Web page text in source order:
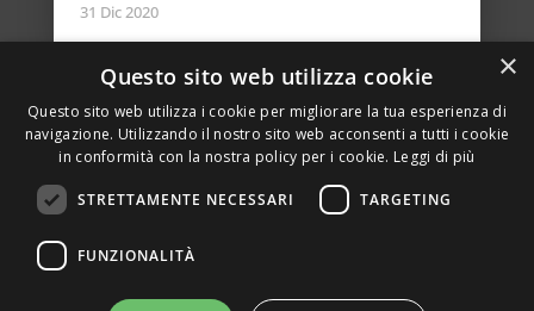
31 Dic 2020
DELLA TORRE, 15 – 20127 – MILANO – P. IVA
×
Questo sito web utilizza cookie
Questo sito web utilizza i cookie per migliorare la tua esperienza di
navigazione. Utilizzando il nostro sito web acconsenti a tutti i cookie
in conformità con la nostra policy per i cookie. Leggi di più
STRETTAMENTE NECESSARI TARGETING
FUNZIONALITÀ